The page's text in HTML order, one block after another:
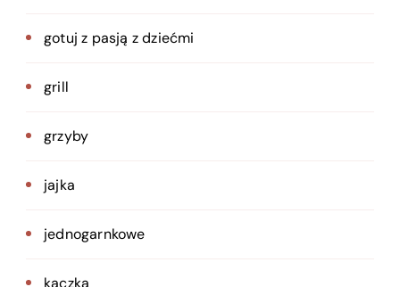
gotuj z pasją z dziećmi
grill
grzyby
jajka
jednogarnkowe
kaczka